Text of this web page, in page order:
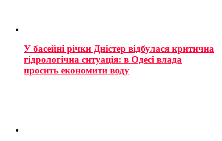
У басейні річки Дністер відбулася критична
гідрологічна ситуація: в Одесі влада
просить економити воду